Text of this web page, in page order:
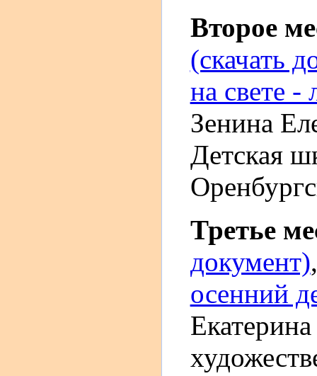
Второе
(скачать
на свете -
Зенина
Детская
Третье
документ)
осенний